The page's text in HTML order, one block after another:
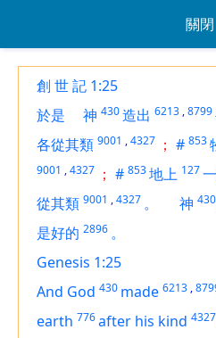
關閉
創 世 記 1:25
於是
神 430造出 6213 ,8799
各從其類 9001 ,4327 ； # 853
9001 ,4327 ； # 853地上 127
從其類 9001 ,4327 。 神 430
是好的 2896 。
Genesis 1:25
And God 430 made 6213 ,
earth 776after his kind 4327